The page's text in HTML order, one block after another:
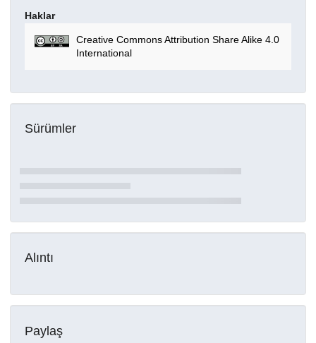
Haklar
Creative Commons Attribution Share Alike 4.0
International
Sürümler
Alıntı
Paylaş